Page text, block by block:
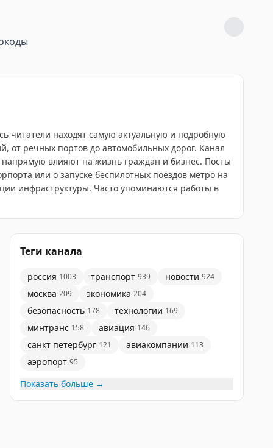
читатели находят самую актуальную и подробную
от речных портов до автомобильных дорог. Канал
напрямую влияют на жизнь граждан и бизнес. Посты
или о запуске беспилотных поездов метро на
инфраструктуры. Часто упоминаются работы в
Теги канала
россия 1003 транспорт 939 новости 924
москва 209 экономика 204
безопасность 178 технологии 169
минтранс 158 авиация 146
санкт петербург 121 авиакомпании 113
аэропорт 95
Показать больше →